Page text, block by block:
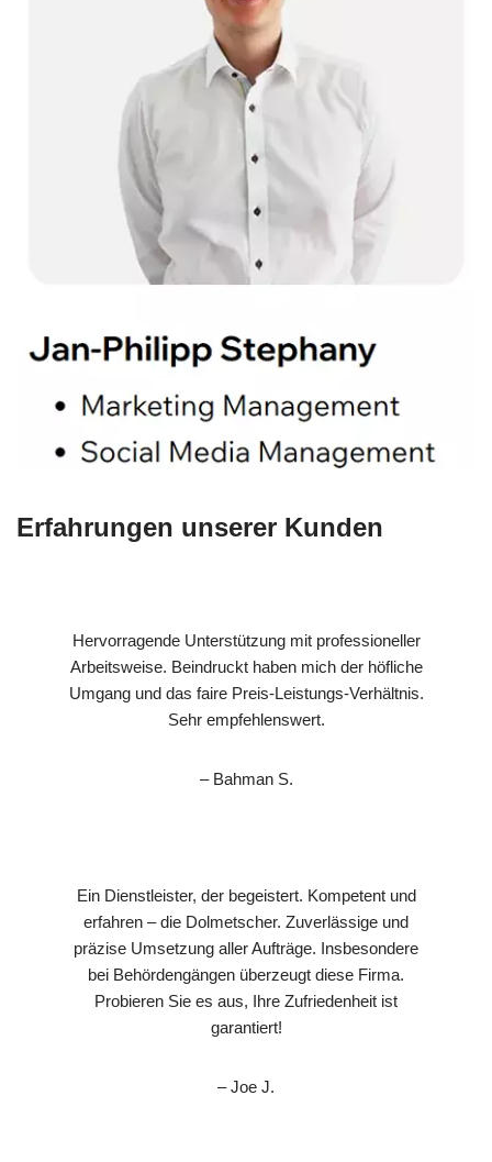
Erfahrungen unserer Kunden
Hervorragende Unterstützung mit professioneller
Arbeitsweise. Beindruckt haben mich der höfliche
Umgang und das faire Preis-Leistungs-Verhältnis.
Sehr empfehlenswert.
– Bahman S.
Ein Dienstleister, der begeistert. Kompetent und
erfahren – die Dolmetscher. Zuverlässige und
präzise Umsetzung aller Aufträge. Insbesondere
bei Behördengängen überzeugt diese Firma.
Probieren Sie es aus, Ihre Zufriedenheit ist
garantiert!
– Joe J.